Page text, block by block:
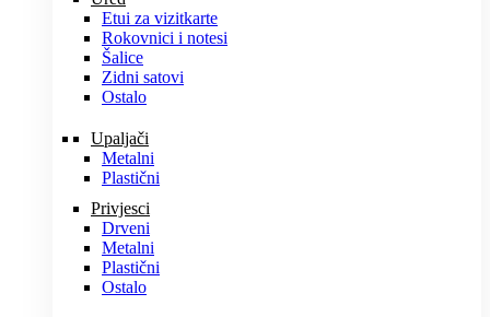
Etui za vizitkarte
Rokovnici i notesi
Šalice
Zidni satovi
Ostalo
Upaljači
Metalni
Plastični
Privjesci
Drveni
Metalni
Plastični
Ostalo